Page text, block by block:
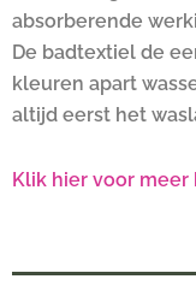
absorberende
De badtextiel de
kleuren apart
altijd eerst het
Klik hier voor meer